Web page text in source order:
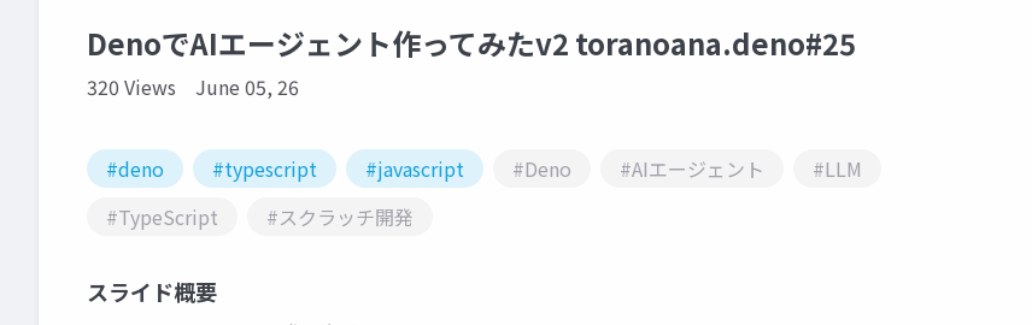
DenoでAIエージェント作ってみたv2 toranoana.deno#25
320 Views June 05, 26
#deno #typescript #javascript #Deno #AIエージェント
#LLM
#TypeScript
#スクラッチ開発
スライド概要